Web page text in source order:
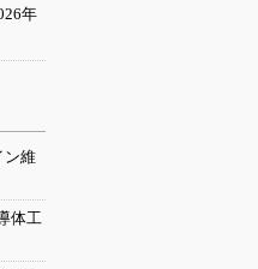
年
ン維
体工